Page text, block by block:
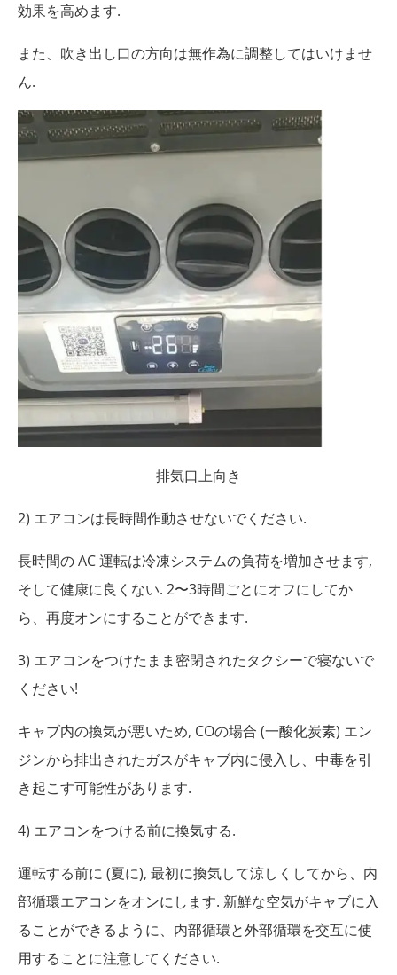
効果を高めます.
また、吹き出し口の方向は無作為に調整してはいけませ
ん.
排気口上向き
2) エアコンは長時間作動させないでください.
長時間の AC 運転は冷凍システムの負荷を増加させます,
そして健康に良くない. 2〜3時間ごとにオフにしてか
ら、再度オンにすることができます.
3) エアコンをつけたまま密閉されたタクシーで寝ないで
ください!
キャブ内の換気が悪いため, COの場合 (一酸化炭素) エン
ジンから排出されたガスがキャブ内に侵入し、中毒を引
き起こす可能性があります.
4) エアコンをつける前に換気する.
運転する前に (夏に), 最初に換気して涼しくしてから、内
部循環エアコンをオンにします. 新鮮な空気がキャブに入
ることができるように、内部循環と外部循環を交互に使
用することに注意してください.